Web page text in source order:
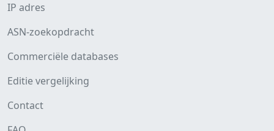
IP adres
ASN-zoekopdracht
Commerciële databases
Editie vergelijking
Contact